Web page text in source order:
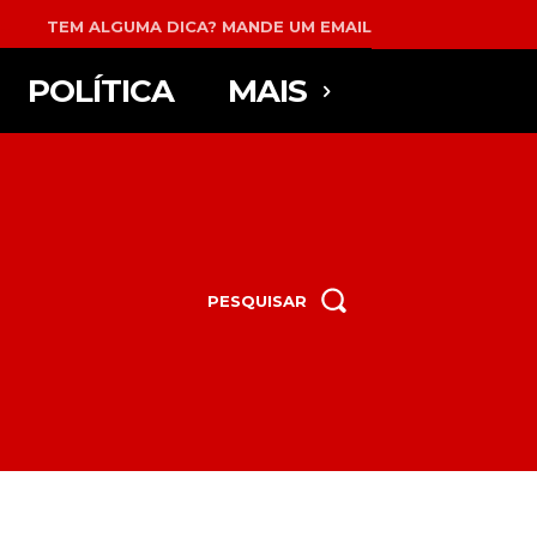
TEM ALGUMA DICA? MANDE UM EMAIL
POLÍTICA MAIS
PESQUISAR